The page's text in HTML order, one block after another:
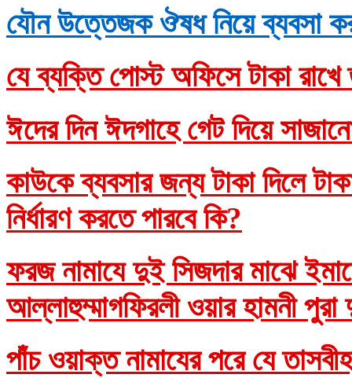
যৌন উত্তেজক ঔষধ নিয়ে ব্যবসা
যে ব্যক্তি পোস্ট অফিসে টাকা রাখে
ঈদের দিন ঈদগাহে গেট দিয়ে
কাউকে ব্যবসার জন্য টাকা দিলে
নির্ধারণ করতে পারবে কি?
ফরজ নামাযে দুই সিজদার মাঝে
আল্লাহুম্মাগফিরলী ওয়ার হামনী
পাঁচ ওয়াক্ত নামাযের পরে যে